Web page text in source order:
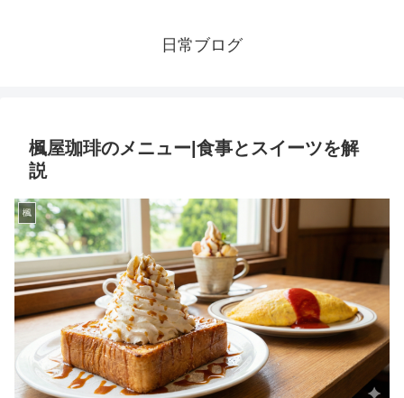
日常ブログ
楓屋珈琲のメニュー|食事とスイーツを解
説
楓